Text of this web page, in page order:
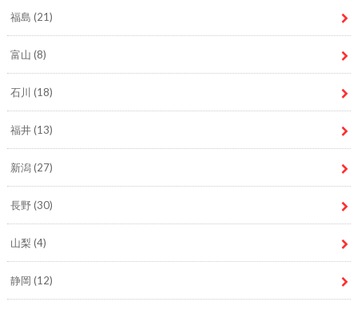
福島 (21)
富山 (8)
石川 (18)
福井(13)
新潟(27)
長野(30)
山梨 (4)
静岡 (12)